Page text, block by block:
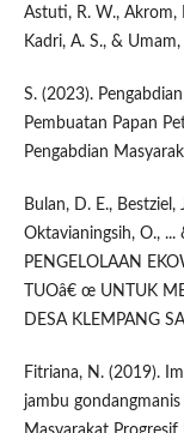
Astuti, R. W., Akrom,
Kadri, A. S., & Umam,
S. (2023).
Pembuatan Papan
Pengabdian
Bulan, D. E., Bestziel,
Oktavianingsih, O., ...
PENGELOLAAN
TUOâ€ œ UNTUK
DESA KLEMPANG
Fitriana, N. (2019).
jambu